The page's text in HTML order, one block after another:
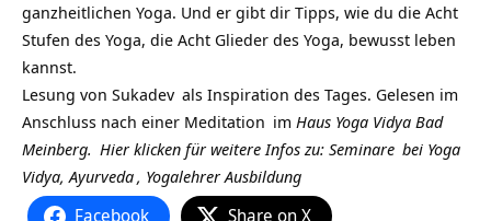
ganzheitlichen Yoga. Und er gibt dir Tipps, wie du die Acht
Stufen des Yoga, die Acht Glieder des Yoga, bewusst leben
kannst.
Lesung von Sukadev als Inspiration des Tages. Gelesen im
Anschluss nach einer Meditation im Haus Yoga Vidya Bad
Meinberg. Hier klicken für weitere Infos zu: Seminare bei Yoga
Vidya,Ayurveda, Yogalehrer Ausbildung
Facebook Share on X